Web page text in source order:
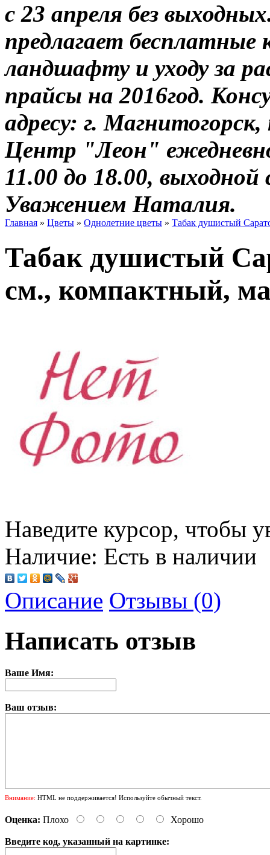
с 23 апреля без
предлагает бесплатные
ландшафту и уходу за
прайсы на 2016год.
адресу: г.
Центр "Леон"
11.00 до 18.00, выходной
Уважением Наталия.
Главная » Цветы » Однолетние цветы » Табак душистый
Табак душистый
см., компактный,
Наведите курсор, чтобы
Наличие: Есть в наличии
Описание Отзывы (0)
Написать отзыв
Ваше Имя:
Ваш отзыв:
Внимание: HTML не поддерживается! Используйте обычный текст.
Оценка: Плохо Хорошо
Введите код, указанный на картинке: